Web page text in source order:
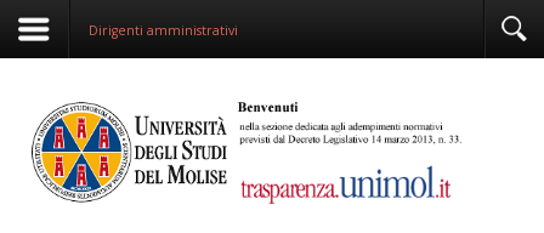
Dirigenti amministrativi